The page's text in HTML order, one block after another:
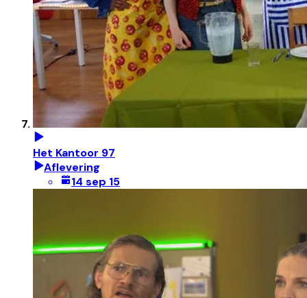
Het Kantoor 97
Aflevering
14 sep 15